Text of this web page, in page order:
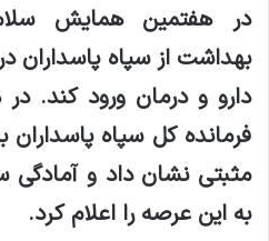
در هفتمین همایش
بهداشت از سپاه پاسداران
دارو و درمان ورود کند.
فرمانده کل سپاه
مثبتی نشان داد و آمادگی
به این عرصه را اعلام کرد.